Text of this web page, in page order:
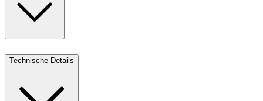
Technische Details